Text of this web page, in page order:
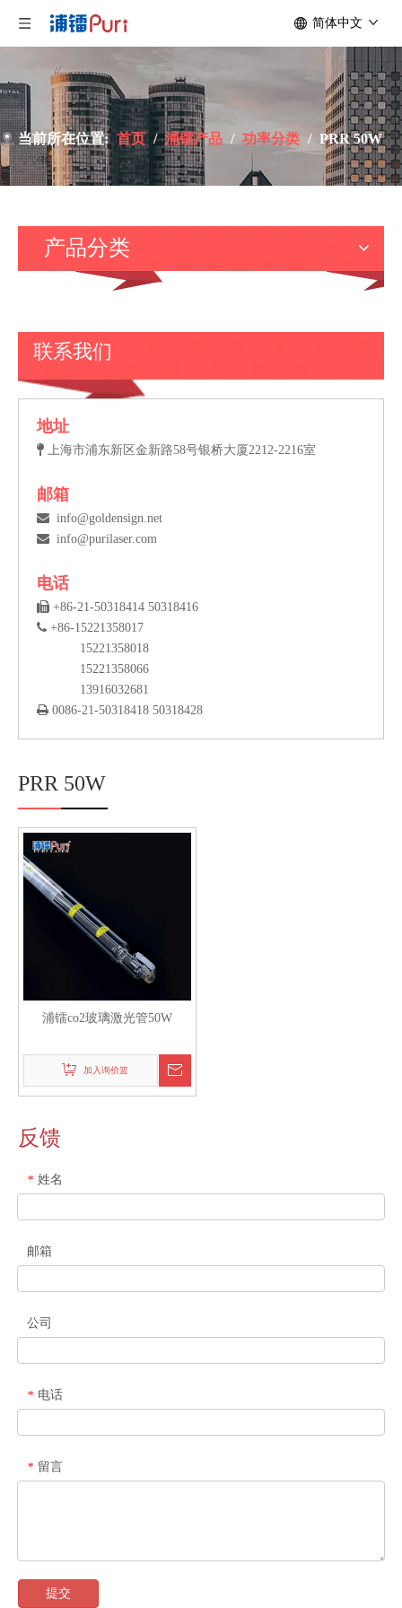
简体中文
当前所在位置: 首页 / 浦镭产品 / 功率分类 / PRR 50W
产品分类
联系我们
地址
 上海市浦东新区金新路58号银桥大厦2212-2216室
邮箱
 info@goldensign.net
 info@purilaser.com
电话
 +86-21-50318414 50318416
 +86-15221358017
15221358018
15221358066
13916032681
 0086-21-50318418 50318428
PRR 50W
浦镭co2玻璃激光管50W
加入询价篮
反馈
* 姓名
邮箱
公司
* 电话
* 留言
提交